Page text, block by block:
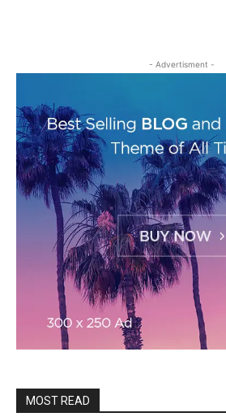
- Advertisment -
MOST READ